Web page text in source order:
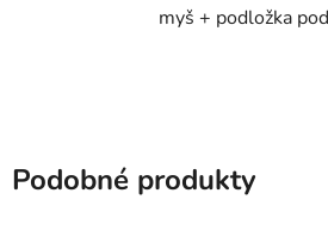
myš + podložka
Podobné produkty